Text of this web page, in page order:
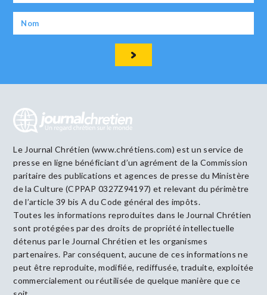
Le Journal Chrétien (www.chrétiens.com) est un service de
presse en ligne bénéficiant d’un agrément de la Commission
paritaire des publications et agences de presse du Ministère
de la Culture (CPPAP 0327Z94197) et relevant du périmètre
de l’article 39 bis A du Code général des impôts.
Toutes les informations reproduites dans le Journal Chrétien
sont protégées par des droits de propriété intellectuelle
détenus par le Journal Chrétien et les organismes
partenaires. Par conséquent, aucune de ces informations ne
peut être reproduite, modifiée, rediffusée, traduite, exploitée
commercialement ou réutilisée de quelque manière que ce